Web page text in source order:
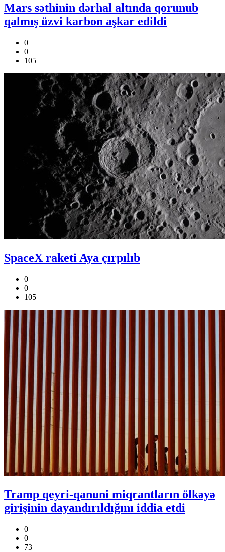
Mars səthinin dərhal altında qorunub
qalmış üzvi karbon aşkar edildi
0
0
105
SpaceX raketi Aya çırpılıb
0
0
105
Tramp qeyri-qanuni miqrantların ölkəyə
girişinin dayandırıldığını iddia etdi
0
0
73